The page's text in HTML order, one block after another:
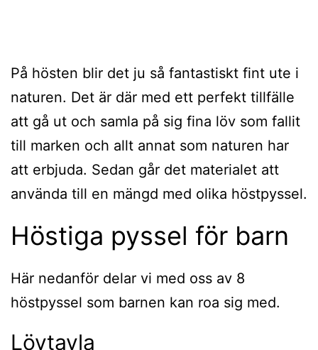
På hösten blir det ju så fantastiskt fint ute i
naturen. Det är där med ett perfekt tillfälle
att gå ut och samla på sig fina löv som fallit
till marken och allt annat som naturen har
att erbjuda. Sedan går det materialet att
använda till en mängd med olika höstpyssel.
Höstiga pyssel för barn
Här nedanför delar vi med oss av 8
höstpyssel som barnen kan roa sig med.
Lövtavla